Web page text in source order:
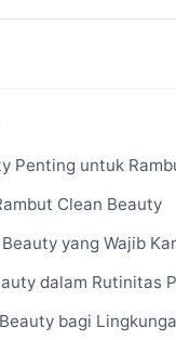
Penting untuk
Clean Beauty
yang Wajib
dalam Rutinitas
bagi